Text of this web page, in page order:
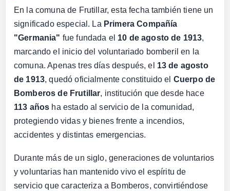
En la comuna de Frutillar, esta fecha también tiene un
significado especial. La Primera Compañía
"Germania" fue fundada el 10 de agosto de 1913,
marcando el inicio del voluntariado bomberil en la
comuna. Apenas tres días después, el 13 de agosto
de 1913, quedó oficialmente constituido el Cuerpo de
Bomberos de Frutillar, institución que desde hace
113 años ha estado al servicio de la comunidad,
protegiendo vidas y bienes frente a incendios,
accidentes y distintas emergencias.
Durante más de un siglo, generaciones de voluntarios
y voluntarias han mantenido vivo el espíritu de
servicio que caracteriza a Bomberos, convirtiéndose